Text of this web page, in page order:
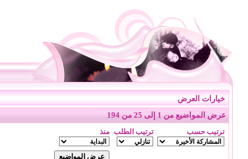
خيارات العرض
عرض المواضيع من 1 إلى 25 من 194
ترتيب حسب ترتيب الطلب منذ